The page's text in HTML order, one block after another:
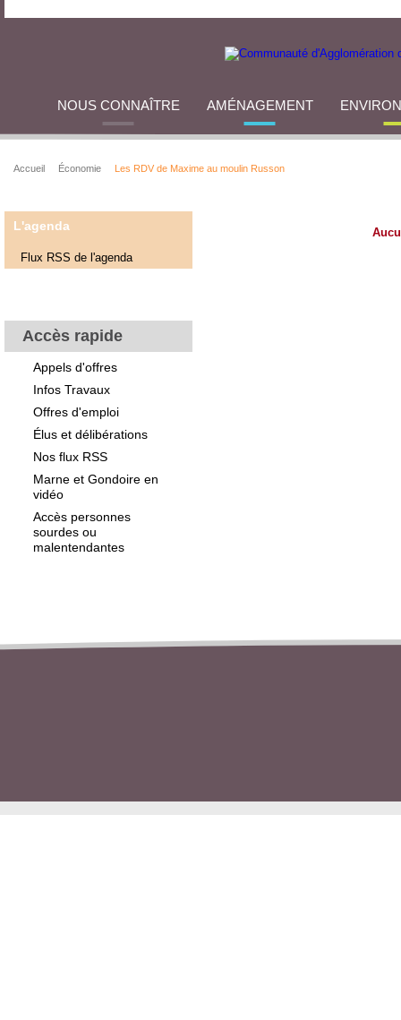
NOUS CONNAÎTRE AMÉNAGEMENT
Accueil Économie Les RDV de Maxime au moulin Russon
L'agenda
Flux RSS de l'agenda
Accès rapide
Appels d'offres
Infos Travaux
Offres d'emploi
Élus et délibérations
Nos flux RSS
Marne et Gondoire en
vidéo
Accès personnes
sourdes ou
malentendantes